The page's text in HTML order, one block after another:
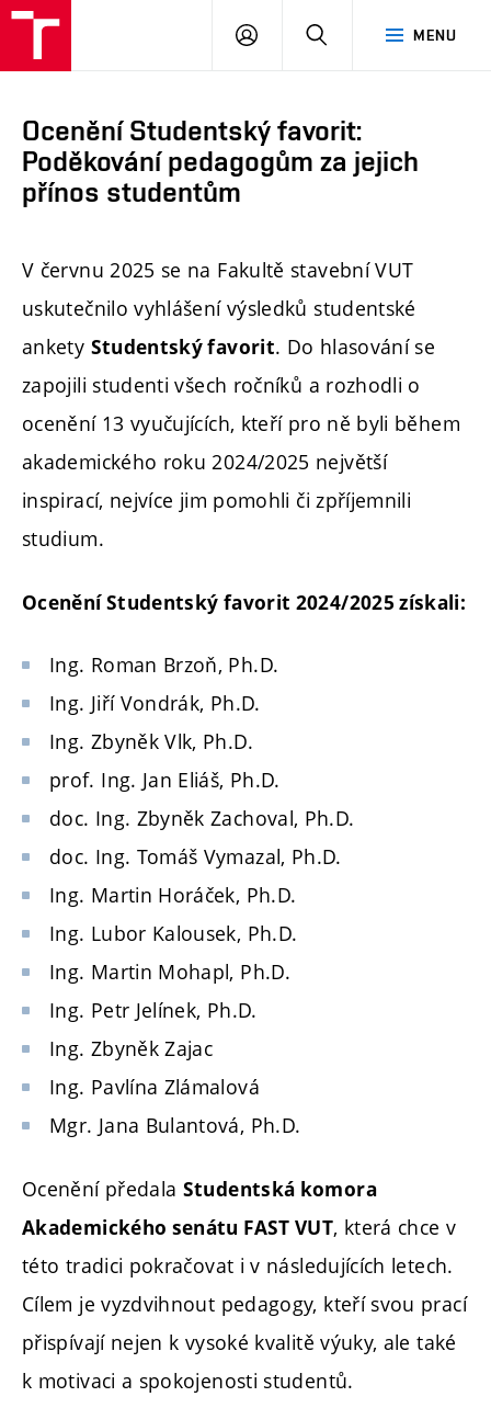
Brno
MENU
PŘIHLÁSIT
Ocenění Studentský favorit:
Poděkování pedagogům za jejich
přínos studentům
V červnu 2025 se na Fakultě stavební VUT
uskutečnilo vyhlášení výsledků studentské
ankety Studentský favorit. Do hlasování se
zapojili studenti všech ročníků a rozhodli o
ocenění 13 vyučujících, kteří pro ně byli během
akademického roku 2024/2025 největší
inspirací, nejvíce jim pomohli či zpříjemnili
studium.
Ocenění Studentský favorit 2024/2025 získali:
Ing. Roman Brzoň, Ph.D.
Ing. Jiří Vondrák, Ph.D.
Ing. Zbyněk Vlk, Ph.D.
prof. Ing. Jan Eliáš, Ph.D.
doc. Ing. Zbyněk Zachoval, Ph.D.
doc. Ing. Tomáš Vymazal, Ph.D.
Ing. Martin Horáček, Ph.D.
Ing. Lubor Kalousek, Ph.D.
Ing. Martin Mohapl, Ph.D.
Ing. Petr Jelínek, Ph.D.
Ing. Zbyněk Zajac
Ing. Pavlína Zlámalová
Mgr. Jana Bulantová, Ph.D.
Ocenění předala Studentská komora
Akademického senátu FAST VUT, která chce v
této tradici pokračovat i v následujících letech.
Cílem je vyzdvihnout pedagogy, kteří svou prací
přispívají nejen k vysoké kvalitě výuky, ale také
k motivaci a spokojenosti studentů.